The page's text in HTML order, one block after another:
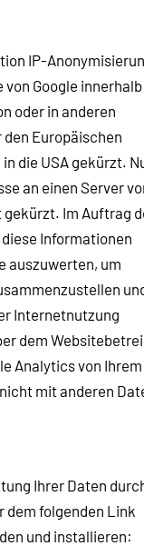
IP-
Google
oder in anderen
Europäischen
die USA gekürzt.
an einen Server
gekürzt. Im Auftrag
Informationen
auszuwerten, um
Internetnutzung
dem
Analytics von Ihrem
mit anderen
Ihrer Daten
dem folgenden Link
und installieren: